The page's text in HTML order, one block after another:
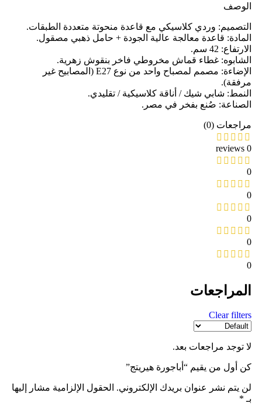
الوصف
التصميم: وردي كلاسيكي مع قاعدة منحوتة متعددة الطبقات.
المادة: قاعدة معالجة عالية الجودة + حامل ذهبي مصقول.
الارتفاع: 42 سم.
الشابوه: غطاء قماش مخروطي فاخر بنقوش زهرية.
الإضاءة: مصمم لمصباح واحد من نوع E27 (المصابيح غير
مرفقة).
النمط: شابي شيك / أناقة كلاسيكية / تقليدي.
الصناعة: صُنع بفخر في مصر.
مراجعات (0)
0 reviews
0
0
0
0
0
المراجعات
Clear filters
لا توجد مراجعات بعد.
كن أول من يقيم “أباجورة هيريتج”
لن يتم نشر عنوان بريدك الإلكتروني. الحقول الإلزامية مشار إليها
بـ *